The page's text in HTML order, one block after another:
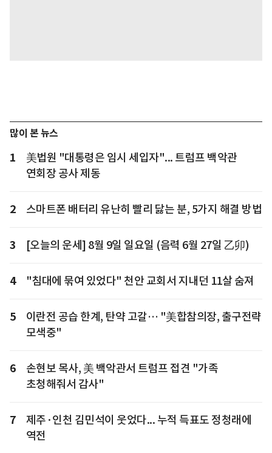
많이 본 뉴스
1
美법원 "대통령은 임시 세입자"... 트럼프 백악관
연회장 공사 제동
2 스마트폰 배터리 유난히 빨리 닳는 분, 5가지 해결 방법
3 [오늘의 운세] 8월 9일 일요일 (음력 6월 27일 乙卯)
4 "침대에 묶여 있었다" 천안 교회서 지내던 11살 숨져
5
이란전 공습 한계, 탄약 고갈… "美합참의장, 출구전략
모색중"
6
손현보 목사, 美 백악관서 트럼프 접견 "가족
초청해줘서 감사"
7
제주·인천 김민석이 웃었다... 누적 득표도 정청래에
역전